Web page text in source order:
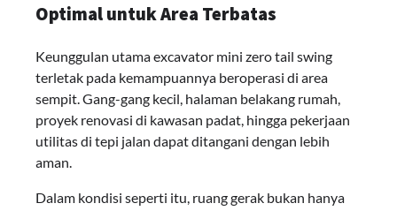
Optimal untuk Area Terbatas
Keunggulan utama excavator mini zero tail swing
terletak pada kemampuannya beroperasi di area
sempit. Gang-gang kecil, halaman belakang rumah,
proyek renovasi di kawasan padat, hingga pekerjaan
utilitas di tepi jalan dapat ditangani dengan lebih
aman.
Dalam kondisi seperti itu, ruang gerak bukan hanya